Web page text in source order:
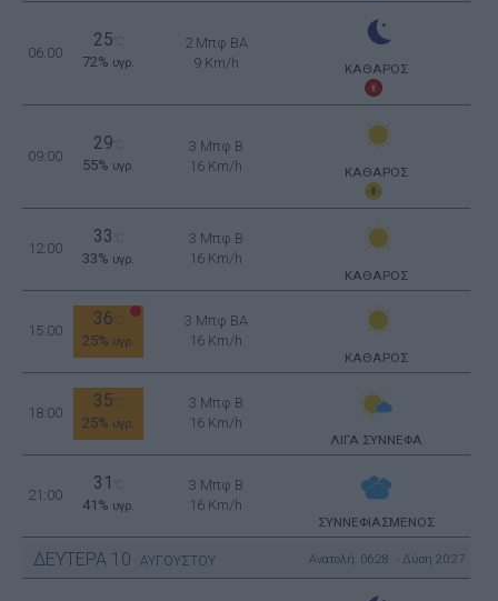
06:00
25
72% υγρ.
2 Μπφ BA
9 Km/h
ΚΑΘΑΡΟΣ
09:00
29
55% υγρ.
3 Μπφ B
16 Km/h
ΚΑΘΑΡΟΣ
12:00
33
33% υγρ.
3 Μπφ B
16 Km/h
ΚΑΘΑΡΟΣ
15:00
36
25% υγρ.
3 Μπφ BA
16 Km/h
ΚΑΘΑΡΟΣ
18:00
35
25% υγρ.
3 Μπφ B
16 Km/h
ΛΙΓΑ ΣΥΝΝΕΦΑ
21:00
31
41% υγρ.
3 Μπφ B
16 Km/h
ΣΥΝΝΕΦΙΑΣΜΕΝΟΣ
ΔΕΥΤΕΡΑ 10 ΑΥΓΟΥΣΤΟΥ Ανατολή: 06:28 - Δύση 20:27